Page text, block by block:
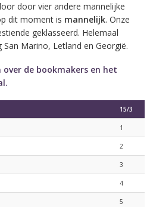
door vier andere mannelijke
dit moment is mannelijk. Onze
geklasseerd. Helemaal
Marino, Letland en Georgië.
de bookmakers en het
15/3
1
2
3
4
5